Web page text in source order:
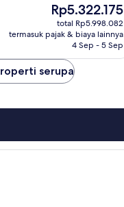
Harga
sekarang
Rp5.322.175
Rp5.322.175
total Rp5.998.082
termasuk pajak & biaya lainnya
4 Sep - 5 Sep
serupa